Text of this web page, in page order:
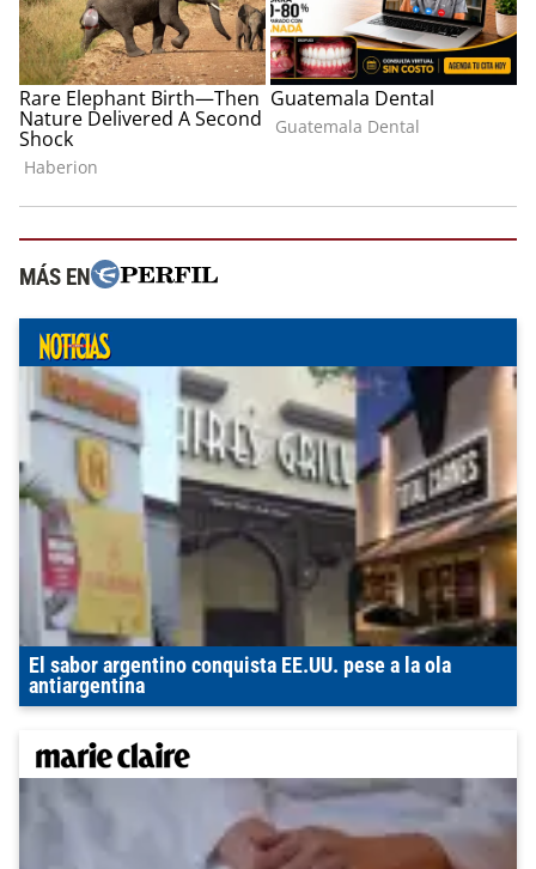
MÁS EN
El sabor argentino conquista EE.UU. pese a la ola
antiargentina